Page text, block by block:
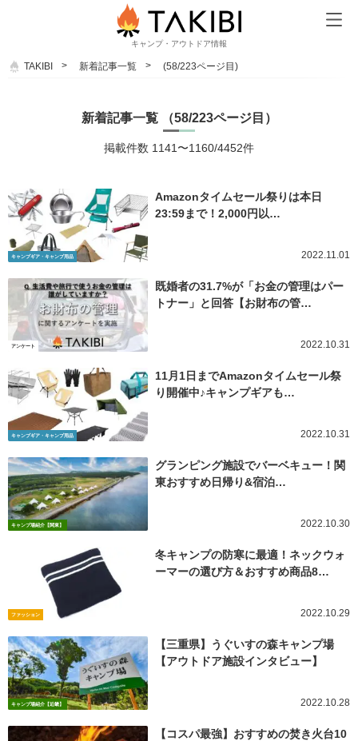
キャンプ・アウトドア情報
TAKIBI 新着記事一覧 (58/223ページ目)
新着記事一覧 （58/223ページ目）
掲載件数 1141〜1160/4452件
キャンプギア・キャンプ用品
Amazonタイムセール祭りは本日
23:59まで！2,000円以…
2022.11.01
アンケート
既婚者の31.7%が「お金の管理はパー
トナー」と回答【お財布の管…
2022.10.31
キャンプギア・キャンプ用品
11月1日までAmazonタイムセール祭
り開催中♪キャンプギアも…
2022.10.31
キャンプ場紹介【関東】
グランピング施設でバーベキュー！関
東おすすめ日帰り&宿泊…
2022.10.30
ファッション
冬キャンプの防寒に最適！ネックウォ
ーマーの選び方＆おすすめ商品8…
2022.10.29
キャンプ場紹介【近畿】
【三重県】うぐいすの森キャンプ場
【アウトドア施設インタビュー】
2022.10.28
【コスパ最強】おすすめの焚き火台10